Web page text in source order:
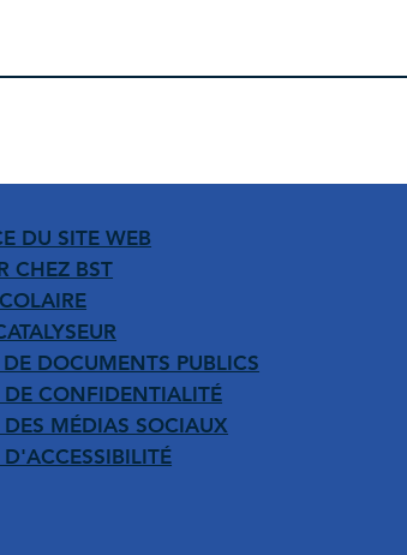
DU SITE WEB
CHEZ BST
DOCUMENTS PUBLICS
DE CONFIDENTIALITÉ
MÉDIAS SOCIAUX